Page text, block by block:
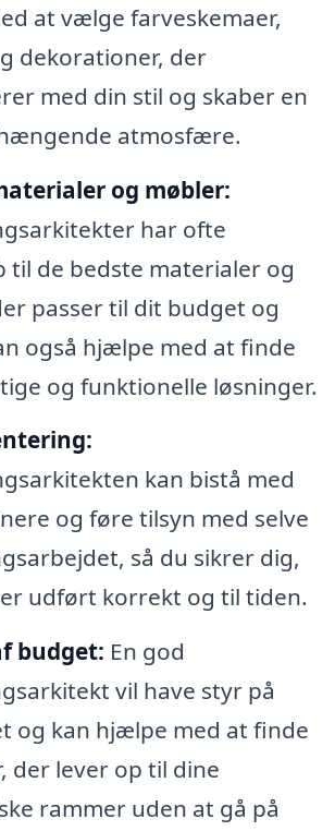
at vælge farveskemaer,
dekorationer, der
med din stil og skaber en
atmosfære.
og møbler:
har ofte
til de bedste materialer og
passer til dit budget og
også hjælpe med at finde
og funktionelle løsninger.
kan bistå med
og føre tilsyn med selve
så du sikrer dig,
udført korrekt og til tiden.
budget: En god
vil have styr på
og kan hjælpe med at finde
der lever op til dine
rammer uden at gå på